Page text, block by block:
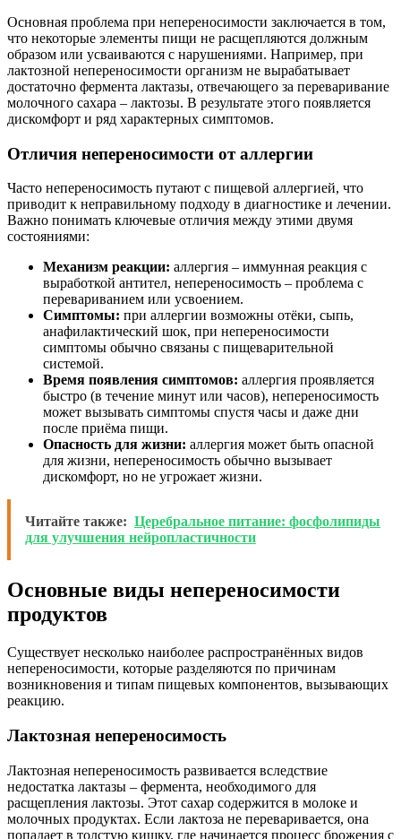
Основная проблема при непереносимости заключается в том,
что некоторые элементы пищи не расщепляются должным
образом или усваиваются с нарушениями. Например, при
лактозной непереносимости организм не вырабатывает
достаточно фермента лактазы, отвечающего за переваривание
молочного сахара – лактозы. В результате этого появляется
дискомфорт и ряд характерных симптомов.
Отличия непереносимости от аллергии
Часто непереносимость путают с пищевой аллергией, что
приводит к неправильному подходу в диагностике и лечении.
Важно понимать ключевые отличия между этими двумя
состояниями:
Механизм реакции: аллергия – иммунная реакция с
выработкой антител, непереносимость – проблема с
перевариванием или усвоением.
Симптомы: при аллергии возможны отёки, сыпь,
анафилактический шок, при непереносимости
симптомы обычно связаны с пищеварительной
системой.
Время появления симптомов: аллергия проявляется
быстро (в течение минут или часов), непереносимость
может вызывать симптомы спустя часы и даже дни
после приёма пищи.
Опасность для жизни: аллергия может быть опасной
для жизни, непереносимость обычно вызывает
дискомфорт, но не угрожает жизни.
Читайте также: Церебральное питание: фосфолипиды
для улучшения нейропластичности
Основные виды непереносимости
продуктов
Существует несколько наиболее распространённых видов
непереносимости, которые разделяются по причинам
возникновения и типам пищевых компонентов, вызывающих
реакцию.
Лактозная непереносимость
Лактозная непереносимость развивается вследствие
недостатка лактазы – фермента, необходимого для
расщепления лактозы. Этот сахар содержится в молоке и
молочных продуктах. Если лактоза не переваривается, она
попадает в толстую кишку, где начинается процесс брожения с